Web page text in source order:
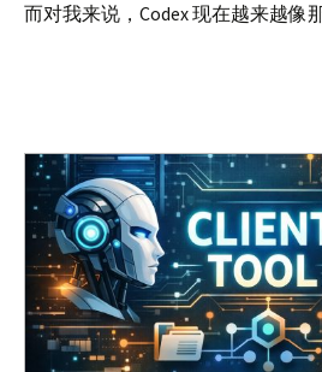
而对我来说，Codex 现在越来越像